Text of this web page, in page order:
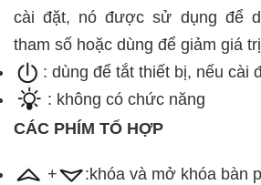
cài đặt, nó được sử dụng để
tham số hoặc dùng để giảm giá
: dùng để tắt thiết bị, nếu cài
: không có chức năng
CÁC PHÍM TỔ HỢP
+
:khóa và mở khóa bàn